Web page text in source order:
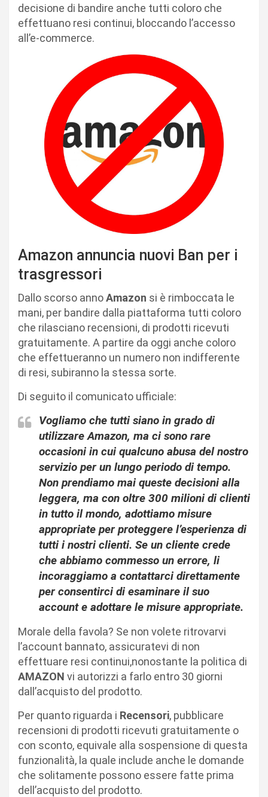
decisione di bandire anche tutti coloro che
effettuano resi continui, bloccando l’accesso
all’e-commerce.
Amazon annuncia nuovi Ban per i
trasgressori
Dallo scorso annoAmazon si è rimboccata le
mani, per bandire dalla piattaforma tutti coloro
che rilasciano recensioni, di prodotti ricevuti
gratuitamente. A partire da oggi anche coloro
che effettueranno un numero non indifferente
di resi, subiranno la stessa sorte.
Di seguito il comunicato ufficiale:
Vogliamo che tutti siano in grado di
utilizzare Amazon, ma ci sono rare
occasioni in cui qualcuno abusa del nostro
servizio per un lungo periodo di tempo.
Non prendiamo mai queste decisioni alla
leggera, ma con oltre 300 milioni di clienti
in tutto il mondo, adottiamo misure
appropriate per proteggere l’esperienza di
tutti i nostri clienti. Se un cliente crede
che abbiamo commesso un errore, li
incoraggiamo a contattarci direttamente
per consentirci di esaminare il suo
account e adottare le misure appropriate.
Morale della favola? Se non volete ritrovarvi
l’account bannato, assicuratevi di non
effettuare resi continui,nonostante la politica di
AMAZON vi autorizzi a farlo entro 30 giorni
dall’acquisto del prodotto.
Per quanto riguarda i Recensori, pubblicare
recensioni di prodotti ricevuti gratuitamente o
con sconto, equivale alla sospensione di questa
funzionalità, la quale include anche le domande
che solitamente possono essere fatte prima
dell’acquisto del prodotto.